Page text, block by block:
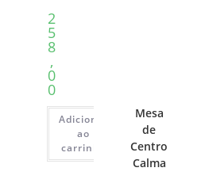
2
5
8
,
0
0
Adicionar
ao
carrinho
Mesa
de
Centro
Calma